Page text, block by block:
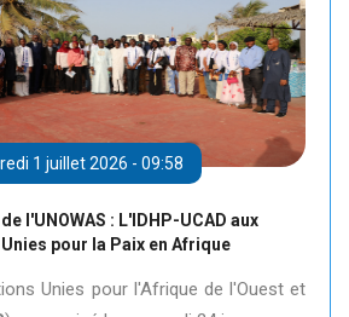
1 juillet 2026 - 09:58
l'UNOWAS : L'IDHP-UCAD aux
pour la Paix en Afrique
Unies pour l'Afrique de l'Ouest et